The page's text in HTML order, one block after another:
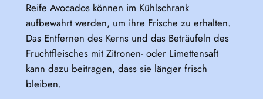
Reife Avocados können im Kühlschrank
aufbewahrt werden, um ihre Frische zu erhalten.
Das Entfernen des Kerns und das Beträufeln des
Fruchtfleisches mit Zitronen- oder Limettensaft
kann dazu beitragen, dass sie länger frisch
bleiben.